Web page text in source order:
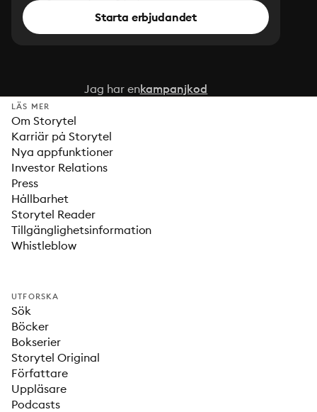
Starta erbjudandet
Jag har enkampanjkod
LÄS MER
Om Storytel
Karriär på Storytel
Nya appfunktioner
Investor Relations
Press
Hållbarhet
Storytel Reader
Tillgänglighetsinformation
Whistleblow
UTFORSKA
Sök
Böcker
Bokserier
Storytel Original
Författare
Uppläsare
Podcasts